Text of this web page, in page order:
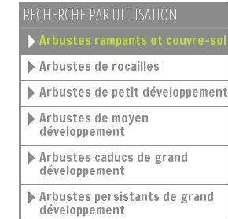
RECHERCHE PAR UTILISATION
Arbustes rampants et couvre-sol
Arbustes de rocailles
Arbustes de petit développement
Arbustes de moyen
développement
Arbustes caducs de grand
développement
Arbustes persistants de grand
développement